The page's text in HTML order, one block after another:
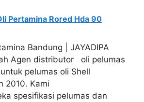
Pertamina Rored Hda 90
Bandung | JAYADIPA
Agen distributor oli pelumas
pelumas oli Shell
2010. Kami
spesifikasi pelumas dan